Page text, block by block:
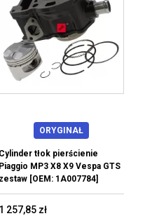
ORYGINAŁ
Cylinder tłok pierścienie
Piaggio MP3 X8 X9 Vespa GTS
zestaw [OEM: 1A007784]
1 257,85 zł